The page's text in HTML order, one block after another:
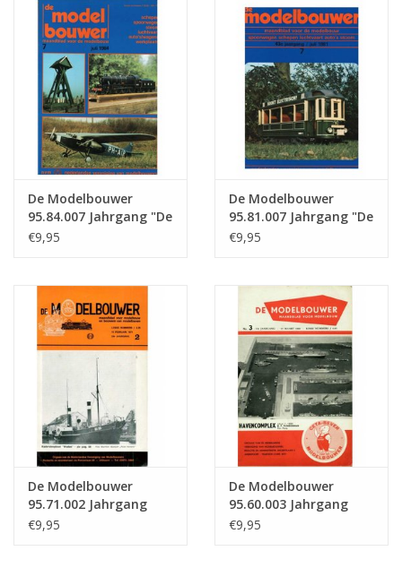
De Modelbouwer
95.84.007 Jahrgang "De
Modelbouwer"
€9,95
De Modelbouwer
95.81.007 Jahrgang "De
Modelbouwer"
€9,95
De Modelbouwer
95.71.002 Jahrgang
"Der Modellbauer"
€9,95
De Modelbouwer
95.60.003 Jahrgang
"Der Modellbauer"
€9,95